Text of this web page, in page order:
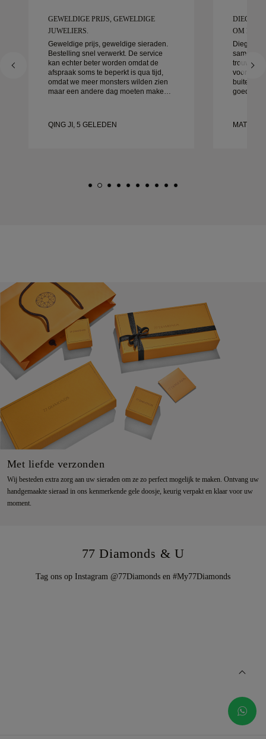
GEWELDIGE PRIJS, GEWELDIGE
JUWELIERS.
Geweldige prijs, geweldige sieraden.
Bestelling snel verwerkt. De service
kan echter beter worden omdat de
afspraak soms te beperkt is qua tijd,
omdat we meer monsters wilden zien
maar een andere dag moeten maken.
QING JI, 5 GELEDEN
DIEGO
OM MEE
Diego
samen te
voor
goed
Met liefde verzonden
Wij besteden extra zorg aan uw sieraden om ze zo perfect mogelijk te maken. Ontvang uw
handgemaakte sieraad in ons kenmerkende gele doosje, keurig verpakt en klaar voor uw
moment.
77 Diamonds & U
Tag ons op Instagram @77Diamonds en #My77Diamonds